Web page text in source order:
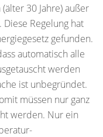
30 Jahre) außer
Regelung hat
gefunden.
automatisch alle
werden
ist unbegründet.
müssen nur ganz
werden. Nur ein